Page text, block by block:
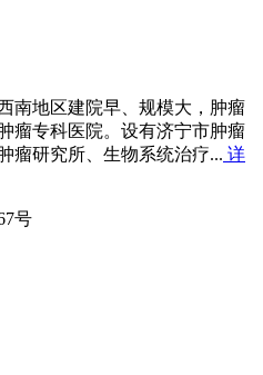
南地区建院早、规模大，肿瘤
瘤专科医院。设有济宁市肿瘤
瘤研究所、生物系统治疗... 详
号